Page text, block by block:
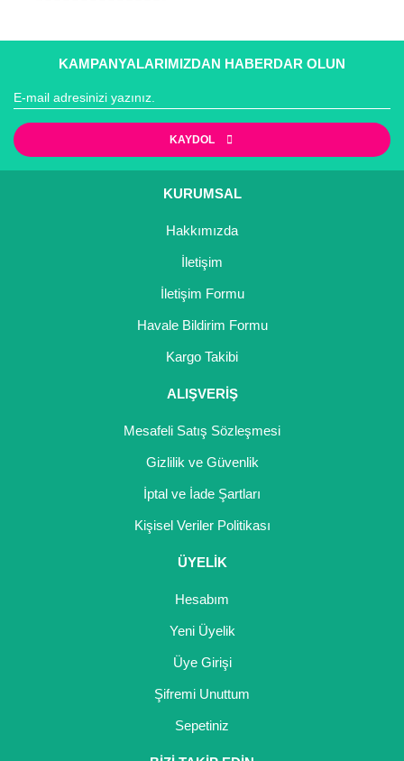
KAMPANYALARIMIZDAN HABERDAR OLUN
KAYDOL
KURUMSAL
Hakkımızda
İletişim
İletişim Formu
Havale Bildirim Formu
Kargo Takibi
ALIŞVERİŞ
Mesafeli Satış Sözleşmesi
Gizlilik ve Güvenlik
İptal ve İade Şartları
Kişisel Veriler Politikası
ÜYELİK
Hesabım
Yeni Üyelik
Üye Girişi
Şifremi Unuttum
Sepetiniz